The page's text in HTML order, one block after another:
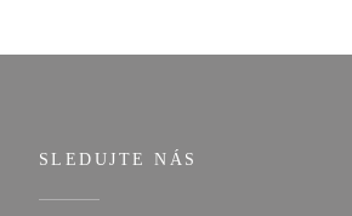
SLEDUJTE NÁS